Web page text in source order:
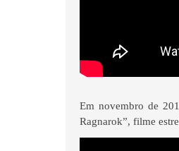
Em novembro de
Ragnarok”, filme